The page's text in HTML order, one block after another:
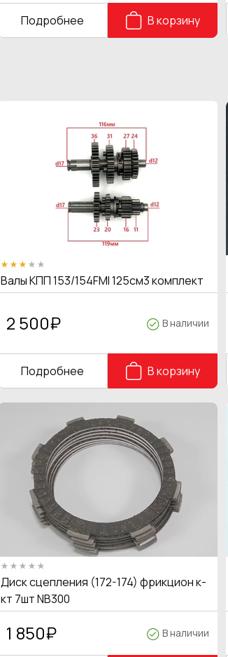
Подробнее В корзину
Валы КПП 153/154FMI 125см3 комплект
2 500₽ В наличии
Подробнее В корзину
Диск сцепления (172-174) фрикцион к-
кт 7шт NB300
1 850₽ В наличии